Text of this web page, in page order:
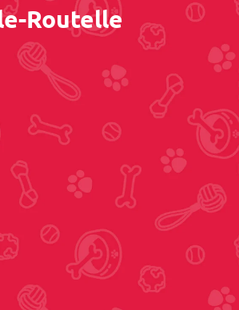
Routelle